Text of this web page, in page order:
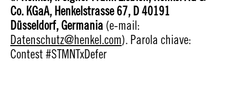
Co. KGaA, Henkelstrasse 67, D 40191
Düsseldorf, Germania (e-mail:
Datenschutz@henkel.com). Parola chiave:
Contest #STMNTxDefer